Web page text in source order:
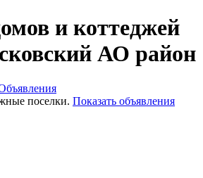
и коттеджей
АО район
поселки. Показать объявления